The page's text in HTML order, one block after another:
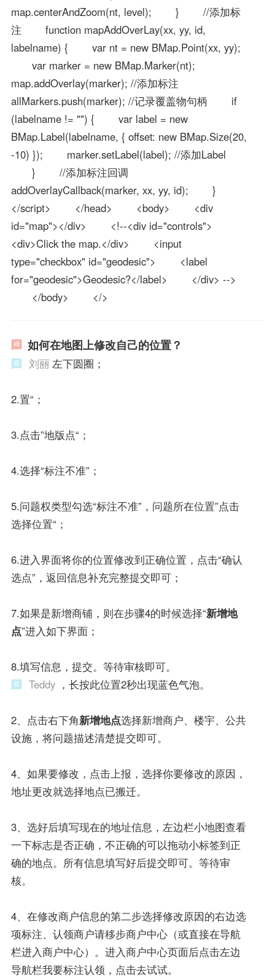
map.centerAndZoom(nt, level); } //添加标
注 function mapAddOverLay(xx, yy, id,
labelname) { var nt = new BMap.Point(xx, yy);
var marker = new BMap.Marker(nt);
map.addOverlay(marker); //添加标注
allMarkers.push(marker); //记录覆盖物句柄 if
(labelname != "") { var label = new
BMap.Label(labelname, { offset: new BMap.Size(20,
-10) }); marker.setLabel(label); //添加Label
} //添加标注回调
addOverlayCallback(marker, xx, yy, id); }
</script> </head> <body> <div
id="map"></div> <!--<div id="controls">
<div>Click the map.</div> <input
type="checkbox" id="geodesic"> <label
for="geodesic">Geodesic?</label> </div> -->
</body> </>
如何在地图上修改自己的位置？
刘丽左下圆圈；
2.置“；
3.点击”地版点“；
4.选择“标注不准”；
5.问题权类型勾选“标注不准”，问题所在位置”点击
选择位置“；
6.进入界面将你的位置修改到正确位置，点击“确认
选点”，返回信息补充完整提交即可；
7.如果是新增商铺，则在步骤4的时候选择“新增地
点”进入如下界面；
8.填写信息，提交。等待审核即可。
Teddy ，长按此位置2秒出现蓝色气泡。
2、点击右下角新增地点选择新增商户、楼宇、公共
设施，将问题描述清楚提交即可。
4、如果要修改，点击上报，选择你要修改的原因，
地址更改就选择地点已搬迁。
3、选好后填写现在的地址信息，左边栏小地图查看
一下标志是否正确，不正确的可以拖动小标签到正
确的地点。所有信息填写好后提交即可。等待审
核。
4、在修改商户信息的第二步选择修改原因的右边选
项标注、认领商户请移步商户中心（或直接在导航
栏进入商户中心）。进入商户中心页面后点击左边
导航栏我要标注认领，点击去试试。